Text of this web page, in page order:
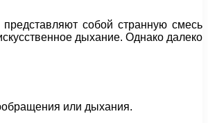
собой странную смесь
дыхание. Однако далеко
или дыхания.